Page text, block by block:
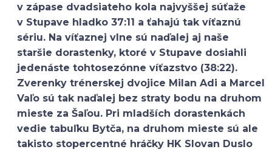
v zápase dvadsiateho kola najvyššej súťaže
v Stupave hladko 37:11 a ťahajú tak víťaznú
sériu. Na víťaznej vlne sú naďalej aj naše
staršie dorastenky, ktoré v Stupave dosiahli
jedenáste tohtosezónne víťazstvo (38:22).
Zverenky trénerskej dvojice Milan Adi a Marcel
Vaľo sú tak naďalej bez straty bodu na druhom
mieste za Šaľou. Pri mladších dorastenkách
vedie tabuľku Bytča, na druhom mieste sú ale
takisto stopercentné hráčky HK Slovan Duslo